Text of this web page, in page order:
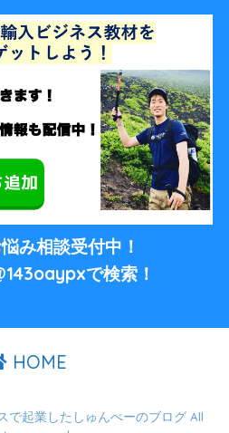
み相談受付中！
で検索！
HOME
で起業したしゅんぺーのブログ All